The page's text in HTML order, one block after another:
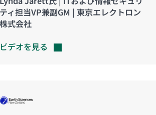
ティ担当VP兼副GM | 東京エレクトロン
株式会社
ビデオを見る